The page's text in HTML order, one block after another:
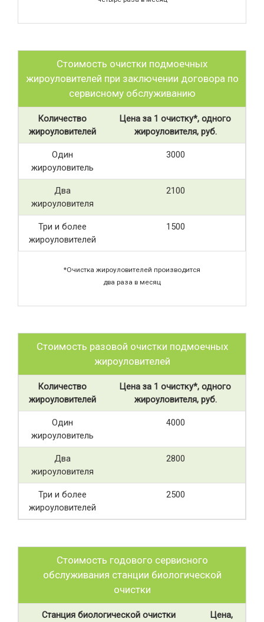
Стоимость очистки подмоечных
жироуловителей при заключении договора по
сервисному обслуживанию
Количество
жироуловителей
Цена за 1 очистку*, одного
жироуловителя, руб.
Один
жироуловитель
3000
Два
жироуловителя
2100
Три и более
жироуловителей
1500
*Очистка жироуловителей производится
два раза в месяц
Стоимость разовой очистки подмоечных
жироуловителей
Количество
жироуловителей
Цена за 1 очистку*, одного
жироуловителя, руб.
Один
жироуловитель
4000
Два
жироуловителя
2800
Три и более
жироуловителей
2500
Стоимость годового сервисного
обслуживания станции биологической
очистки
Станция биологической очистки
Цена,